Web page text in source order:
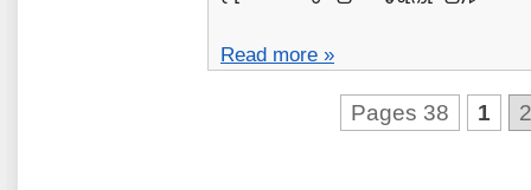
Read more »
Pages 38 1 2